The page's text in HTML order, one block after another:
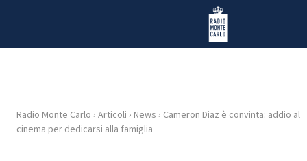
Radio Monte Carlo
HOME
Radio Monte Carlo › Articoli › News › Cameron Diaz è convinta: addio al
cinema per dedicarsi alla famiglia